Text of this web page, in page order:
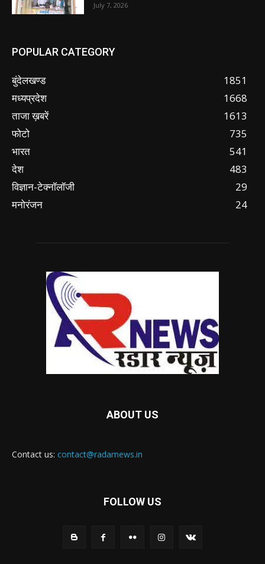
July 7, 2026
POPULAR CATEGORY
बुंदेलखण्ड
1851
मध्यप्रदेश
1668
ताजा ख़बरें
1613
फोटो
735
भारत
541
देश
483
विज्ञान-टेक्नॉलॉजी
29
मनोरंजन
24
ABOUT US
Contact us: contact@radarnews.in
FOLLOW US